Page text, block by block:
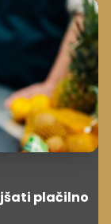
vlaganja se
plačilno